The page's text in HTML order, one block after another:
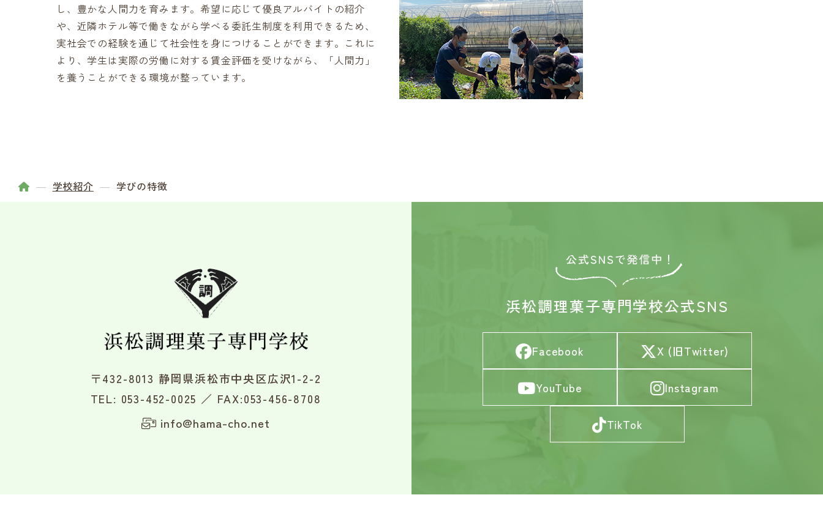
し、豊かな人間力を育みます。希望に応じて優良アルバイトの紹介
や、近隣ホテル等で働きながら学べる委託生制度を利用できるため、
実社会での経験を通じて社会性を身につけることができます。これに
より、学生は実際の労働に対する賃金評価を受けながら、「人間力」
を養うことができる環境が整っています。
学校紹介 学びの特徴
浜松調理菓子専門学校公式SNS
Facebook X (旧Twitter)
YouTube Instagram
TikTok
〒432-8013 静岡県浜松市中央区広沢1-2-2
TEL: 053-452-0025 ／ FAX:053-456-8708
info@hama-cho.net